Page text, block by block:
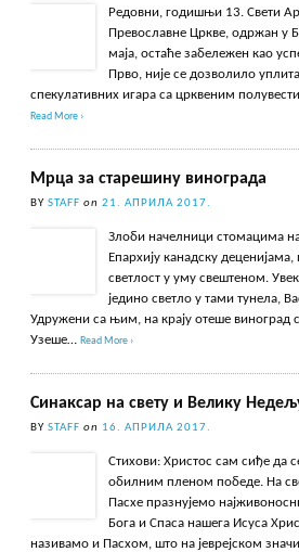
Редовни, годишњи 13. Свети
Превославне Цркве, одржан у
маја, остаће забележен као
Прво, није се дозволило
спекулативних игара са црквеним
Read More ›
Мрца за старешину винограда
BYSTAFF on 21. АПРИЛА 2017.
Злоби начелници стомацима
Епархију канадску
светлост у уму свештеном.
једино светло у тами тунела,
Удружени са њим, на крају отеше виноград
Узеше…Read More ›
Синаксар на свету и Велику
BYSTAFF on 16. АПРИЛА 2017.
Стихови: Христос сам сиђе да
обилним пленом победе. На
Пасхе празнујемо
Бога и Спаса нашега Исуса
називамо и Пасхом, што на јеврејском